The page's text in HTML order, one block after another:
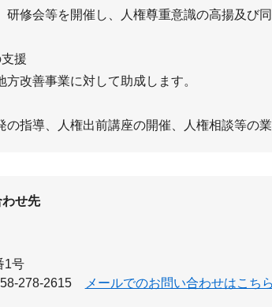
修会等を開催し、人権尊重意識の高揚及び
援
改善事業に対して助成します。
指導、人権出前講座の開催、人権相談等の業
せ先
1号
278-2615 メールでのお問い合わせはこちら